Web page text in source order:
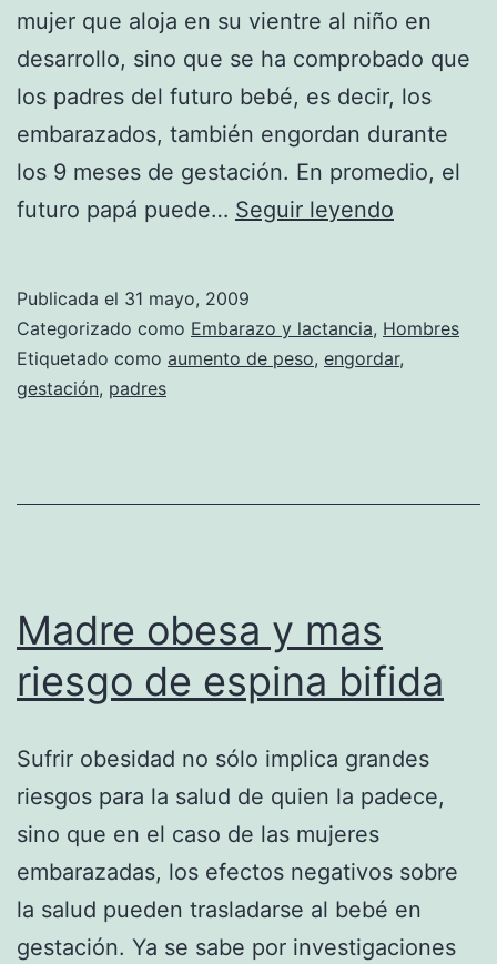
mujer que aloja en su vientre al niño en
desarrollo, sino que se ha comprobado que
los padres del futuro bebé, es decir, los
embarazados, también engordan durante
los 9 meses de gestación. En promedio, el
futuro papá puede… Seguir leyendo
engordan
Publicada el 31 mayo, 2009
Categorizado como Embarazo y lactancia, Hombres
Etiquetado como aumento de peso, engordar,
gestación, padres
Madre obesa y mas
riesgo de espina bifida
Sufrir obesidad no sólo implica grandes
riesgos para la salud de quien la padece,
sino que en el caso de las mujeres
embarazadas, los efectos negativos sobre
la salud pueden trasladarse al bebé en
gestación. Ya se sabe por investigaciones